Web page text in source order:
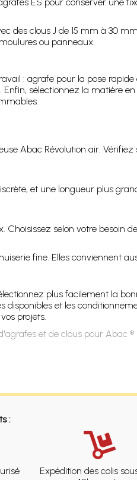
des clous J de 15 mm à 30
ou panneaux.
: agrafe pour la pose
sélectionnez la matière
Abac Révolution air.
et une longueur plus
selon votre besoin
fine. Elles conviennent
plus facilement la
disponibles et les
projets.
et de clous pour Abac
:
Expédition des colis